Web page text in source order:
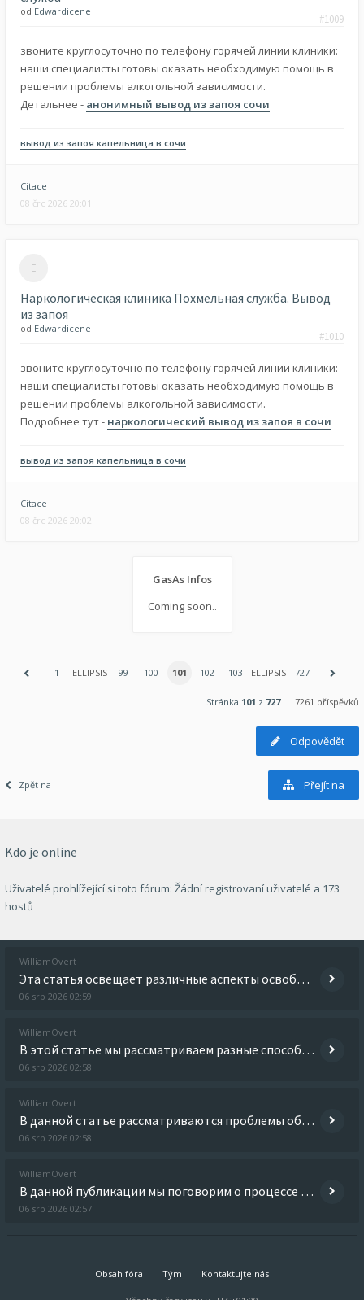
#1009
od Edwardicene
звоните круглосуточно по телефону горячей линии клиники:
наши специалисты готовы оказать необходимую помощь в
решении проблемы алкогольной зависимости.
Детальнее - анонимный вывод из запоя сочи
вывод из запоя капельница в сочи
Citace
08 črc 2026 20:01
Наркологическая клиника Похмельная служба. Вывод
из запоя
#1010
od Edwardicene
звоните круглосуточно по телефону горячей линии клиники:
наши специалисты готовы оказать необходимую помощь в
решении проблемы алкогольной зависимости.
Подробнее тут - наркологический вывод из запоя в сочи
вывод из запоя капельница в сочи
Citace
08 črc 2026 20:02
GasAs Infos
Coming soon..
1 ELLIPSIS 99 100 101 102 103 ELLIPSIS 727
Stránka 101 z 727 7261 příspěvků
Odpovědět
Zpět na Přejít na
Kdo je online
Uživatelé prohlížející si toto fórum: Žádní registrovaní uživatelé a 173
hostů
WilliamOvert
Эта статья освещает различные аспекты освобождения от зависимости и пути к выздоровлению. Мы обсуждаем важность осознани
06 srp 2026 02:59
WilliamOvert
В этой статье мы рассматриваем разные способы борьбы с алкогольной зависимостью. Обсуждаются методы лечения, программы р
06 srp 2026 02:58
WilliamOvert
В данной статье рассматриваются проблемы общественного здоровья и социальные факторы, влияющие на него. Мы акцентируем в
06 srp 2026 02:58
WilliamOvert
В данной публикации мы поговорим о процессе восстановления от зависимости, о том, как вернуть себе нормальную жизнь. Мы
06 srp 2026 02:57
Obsah fóra Tým Kontaktujte nás